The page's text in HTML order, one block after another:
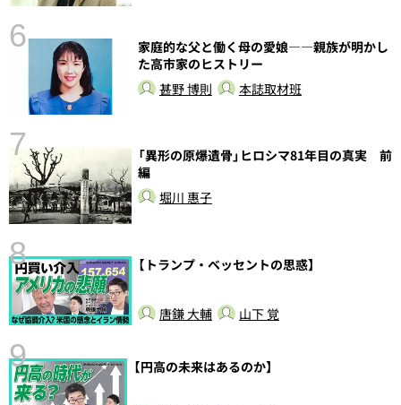
6
家庭的な父と働く母の愛娘――親族が明かし
た高市家のヒストリー
甚野 博則
本誌取材班
7
「異形の原爆遺骨」ヒロシマ81年目の真実 前
編
堀川 惠子
8 【トランプ・ベッセントの思惑】
唐鎌 大輔 山下 覚
9 【円高の未来はあるのか】